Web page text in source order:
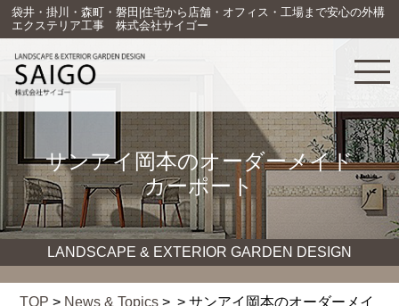
袋井・掛川・森町・磐田|住宅から店舗・オフィス・工場まで安心の外構
エクステリア工事 株式会社サイゴー
サンアイ岡本のオーダーメイド
カーポート
LANDSCAPE & EXTERIOR GARDEN DESIGN
TOP > News & Topics > > サンアイ岡本のオーダーメイ